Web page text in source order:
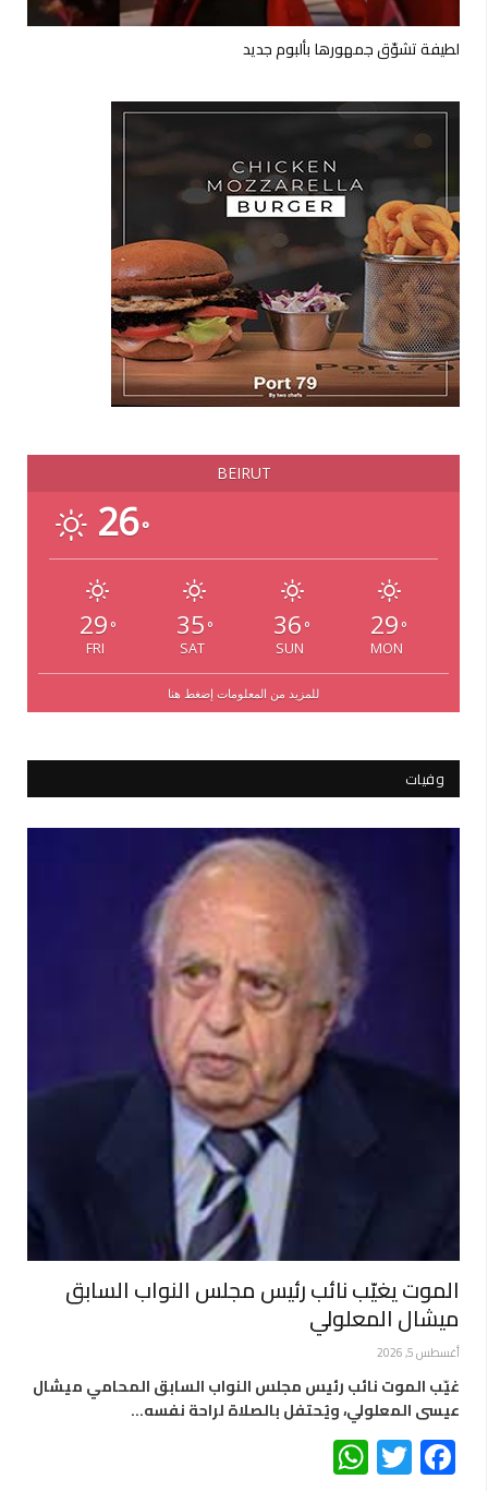
لطيفة تشوّق جمهورها بألبوم جديد
BEIRUT
26°
29 °
FRI
35 °
SAT
36 °
SUN
29 °
MON
للمزيد من المعلومات إضغط هنا
وفيات
الموت يغيّب نائب رئيس مجلس النواب السابق
ميشال المعلولي
أغسطس 5, 2026
غيّب الموت نائب رئيس مجلس النواب السابق المحامي ميشال
عيسى المعلولي، ويُحتفل بالصلاة لراحة نفسه…
Facebook
Twitter